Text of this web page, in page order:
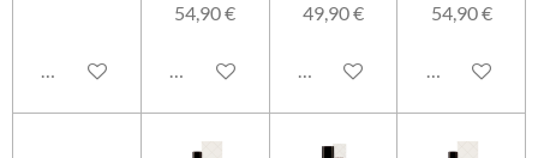
Lisää ostoskoriin
54,90 €
Lisää ostoskoriin
49,90 €
Lisää ostoskoriin
54,90 €
Lisää